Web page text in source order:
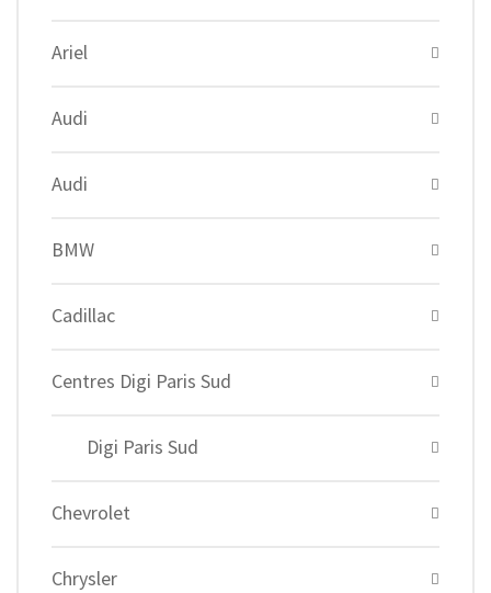
Ariel
Audi
Audi
BMW
Cadillac
Centres Digi Paris Sud
Digi Paris Sud
Chevrolet
Chrysler